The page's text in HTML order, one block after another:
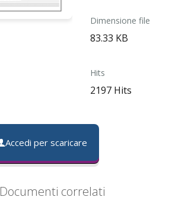
Dimensione file
83.33 KB
Hits
2197 Hits
Accedi per scaricare
Documenti correlati